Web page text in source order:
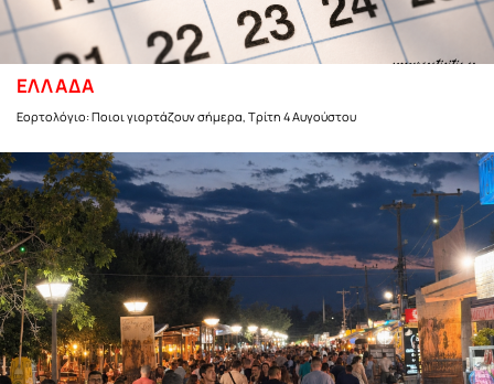
ΕΛΛΑΔΑ
Εορτολόγιο: Ποιοι γιορτάζουν σήμερα, Τρίτη 4 Αυγούστου